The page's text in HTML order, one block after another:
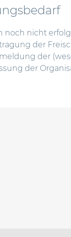
noch nicht
der
der
der